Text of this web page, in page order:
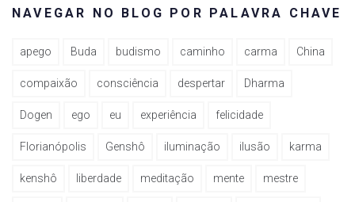
NAVEGAR NO BLOG POR PALAVRA CHAVE
apego Buda budismo caminho carma China
compaixão consciência despertar Dharma
Dogen ego eu experiência felicidade
Florianópolis Genshô iluminação ilusão karma
kenshô liberdade meditação mente mestre